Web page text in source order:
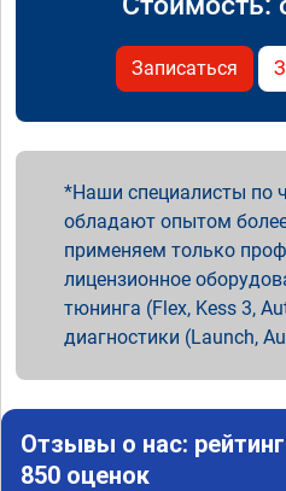
Записаться
Наши специалисты по
обладают опытом
применяем только
лицензионное
тюнинга (Flex, Kess 3,
диагностики (Launch,
Отзывы о нас:
850 оценок